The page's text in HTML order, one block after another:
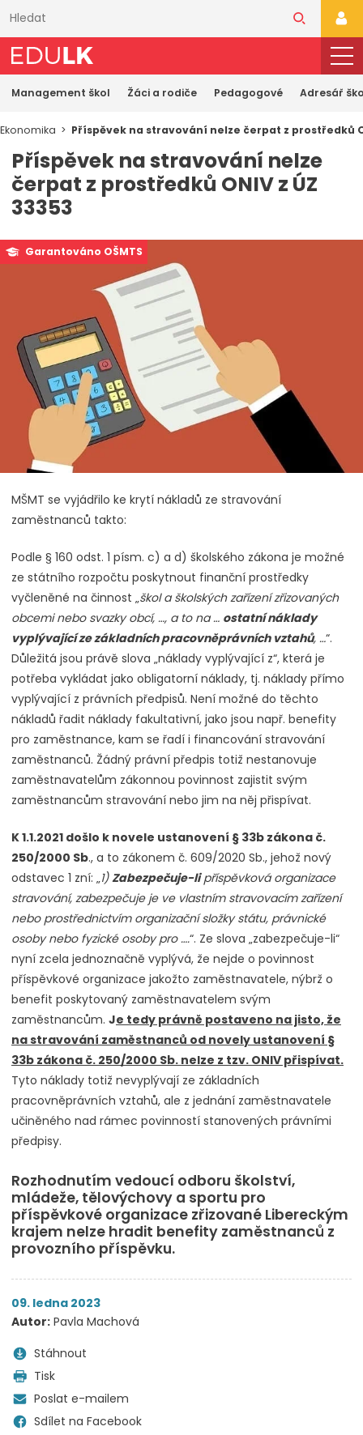
obsahu
Management škol Žáci a rodiče Pedagogové Adresář
Ekonomika Příspěvek na stravování nelze čerpat z prostředků
Příspěvek na stravování nelze
čerpat z prostředků ONIV z ÚZ
33353
Garantováno OŠMTS
MŠMT se vyjádřilo ke krytí nákladů ze stravování
zaměstnanců takto:
Podle § 160 odst. 1 písm. c) a d) školského zákona je možné
ze státního rozpočtu poskytnout finanční prostředky
vyčleněné na činnost „škol a školských zařízení zřizovaných
obcemi nebo svazky obcí, …, a to na … ostatní náklady
vyplývající ze základních pracovněprávních vztahů, …“.
Důležitá jsou právě slova „náklady vyplývající z“, která je
potřeba vykládat jako obligatorní náklady, tj. náklady přímo
vyplývající z právních předpisů. Není možné do těchto
nákladů řadit náklady fakultativní, jako jsou např. benefity
pro zaměstnance, kam se řadí i financování stravování
zaměstnanců. Žádný právní předpis totiž nestanovuje
zaměstnavatelům zákonnou povinnost zajistit svým
zaměstnancům stravování nebo jim na něj přispívat.
K 1.1.2021 došlo k novele ustanovení § 33b zákona č.
250/2000 Sb., a to zákonem č. 609/2020 Sb., jehož nový
odstavec 1 zní: „1)Zabezpečuje-lipříspěvková organizace
stravování, zabezpečuje je ve vlastním stravovacím zařízení
nebo prostřednictvím organizační složky státu, právnické
osoby nebo fyzické osoby pro ….“. Ze slova „zabezpečuje-li“
nyní zcela jednoznačně vyplývá, že nejde o povinnost
příspěvkové organizace jakožto zaměstnavatele, nýbrž o
benefit poskytovaný zaměstnavatelem svým
zaměstnancům. Je tedy právně postaveno na jisto, že
na stravování zaměstnanců od novely ustanovení §
33b zákona č. 250/2000 Sb. nelze z tzv. ONIV přispívat.
Tyto náklady totiž nevyplývají ze základních
pracovněprávních vztahů, ale z jednání zaměstnavatele
učiněného nad rámec povinností stanovených právními
předpisy.
Rozhodnutím vedoucí odboru školství,
mládeže, tělovýchovy a sportu pro
příspěvkové organizace zřizované Libereckým
krajem nelze hradit benefity zaměstnanců z
provozního příspěvku.
09. ledna 2023
Autor: Pavla Machová
Stáhnout
Tisk
Poslat e-mailem
Sdílet na Facebook